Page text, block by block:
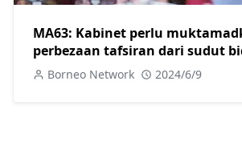
MA63: Kabinet perlu
perbezaan tafsiran dari sudut
Borneo Network 2024/6/9